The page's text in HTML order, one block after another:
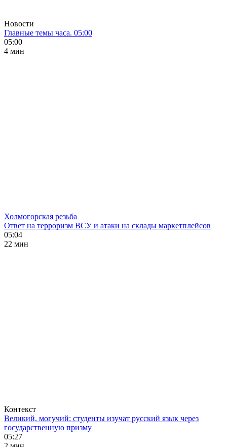
Новости
Главные темы часа. 05:00
05:00
4 мин
Холмогорская резьба
Ответ на терроризм ВСУ и атаки на склады маркетплейсов
05:04
22 мин
Контекст
Великий, могучий: студенты изучат русский язык через
государственную призму
05:27